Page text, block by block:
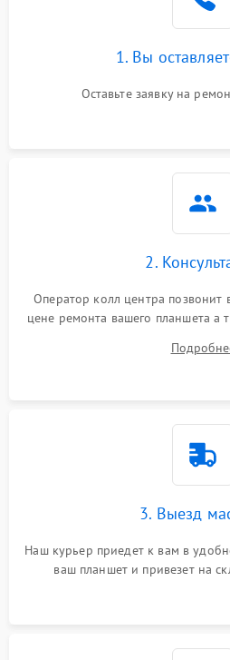
1. Вы
Оставьте заявку на
2.
Оператор колл центра
цене ремонта вашего планшета а
3. Выезд
Наш курьер приедет к вам в
ваш планшет и привезет на